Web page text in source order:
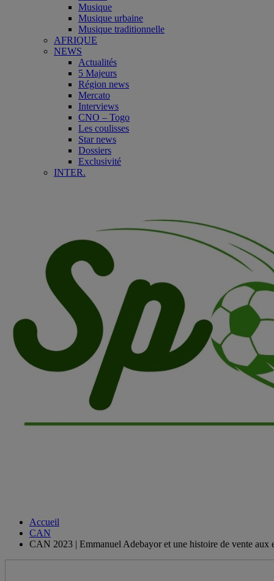
Musique
Musique urbaine
Musique traditionnelle
AFRIQUE
NEWS
Actualités
5 Majeurs
Région news
Mercato
Interviews
CNO – Togo
Les coulisses
Star news
Dossiers
Exclusivité
INTER.
Accueil
CAN
CAN 2023 | Emmanuel Adebayor et une histoire de vente aux